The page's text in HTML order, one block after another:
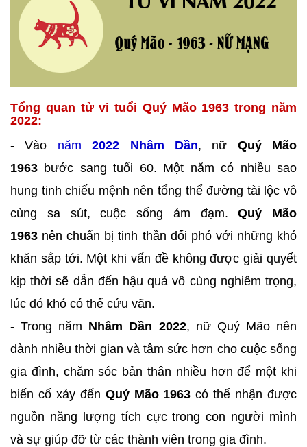
Tổng quan tử vi tuổi Quý Mão 1963 trong năm
2022:
- Vào năm2022 Nhâm Dần, nữ Quý Mão
1963 bước sang tuổi 60. Một năm có nhiều sao
hung tinh chiếu mệnh nên tổng thể đường tài lộc vô
cùng sa sút, cuộc sống ảm đạm.Quý Mão
1963 nên chuẩn bị tinh thần đối phó với những khó
khăn sắp tới. Một khi vấn đề không được giải quyết
kịp thời sẽ dẫn đến hậu quả vô cùng nghiêm trọng,
lúc đó khó có thể cứu vãn.
- Trong năm Nhâm Dần 2022, nữ Quý Mão nên
dành nhiều thời gian và tâm sức hơn cho cuộc sống
gia đình, chăm sóc bản thân nhiều hơn để một khi
biến cố xảy đến Quý Mão 1963có thể nhận được
nguồn năng lượng tích cực trong con người mình
và sự giúp đỡ từ các thành viên trong gia đình.